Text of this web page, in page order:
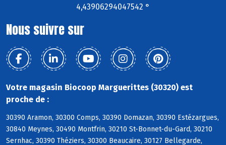
4,43906294047542 °
Nous suivre sur
Votre magasin Biocoop Marguerittes (30320) est
proche de :
30390 Aramon, 30300 Comps, 30390 Domazan, 30390 Estézargues,
30840 Meynes, 30490 Montfrin, 30210 St-Bonnet-du-Gard, 30210
Sernhac, 30390 Théziers, 30300 Beaucaire, 30127 Bellegarde,